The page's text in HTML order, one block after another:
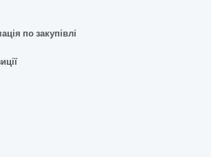
по закупівлі